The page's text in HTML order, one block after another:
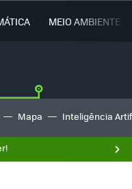
MEIO AMBIENTE
Mapa Inteligência